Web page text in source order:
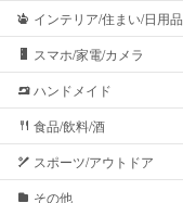
インテリア/住まい/日用品
スマホ/家電/カメラ
ハンドメイド
食品/飲料/酒
スポーツ/アウトドア
その他